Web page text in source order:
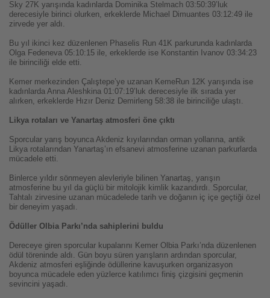
Sky 27K yarışında kadınlarda Dominika Stelmach 03:50:39’luk
derecesiyle birinci olurken, erkeklerde Michael Dimuantes 03:12:49 ile
zirvede yer aldı.
Bu yıl ikinci kez düzenlenen Phaselis Run 41K parkurunda kadınlarda
Olga Fedeneva 05:10:15 ile, erkeklerde ise Konstantin Ivanov 03:34:23
ile birinciliği elde etti.
Kemer merkezinden Çalıştepe’ye uzanan KemeRun 12K yarışında ise
kadınlarda Anna Aleshkina 01:07:19’luk derecesiyle ilk sırada yer
alırken, erkeklerde Hızır Deniz Demirleng 58:38 ile birinciliğe ulaştı.
Likya rotaları ve Yanartaş atmosferi öne çıktı
Sporcular yarış boyunca Akdeniz kıyılarından orman yollarına, antik
Likya rotalarından Yanartaş’ın efsanevi atmosferine uzanan parkurlarda
mücadele etti.
Binlerce yıldır sönmeyen alevleriyle bilinen Yanartaş, yarışın
atmosferine bu yıl da güçlü bir mitolojik kimlik kazandırdı. Sporcular,
Tahtalı zirvesine uzanan mücadelede tarih ve doğanın iç içe geçtiği özel
bir deneyim yaşadı.
Ödüller Olbia Parkı’nda sahiplerini buldu
Dereceye giren sporcular kupalarını Kemer Olbia Parkı’nda düzenlenen
ödül töreninde aldı. Gün boyu süren yarışların ardından sporcular,
Akdeniz atmosferi eşliğinde ödüllerine kavuşurken organizasyon
boyunca mücadele eden yüzlerce katılımcı finiş çizgisini geçmenin
sevincini yaşadı.